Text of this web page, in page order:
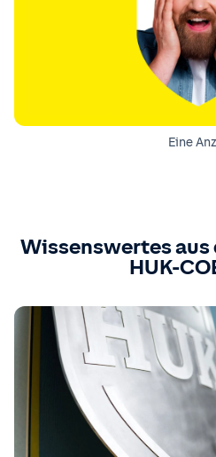
Eine
Wissenswertes aus
HUK-